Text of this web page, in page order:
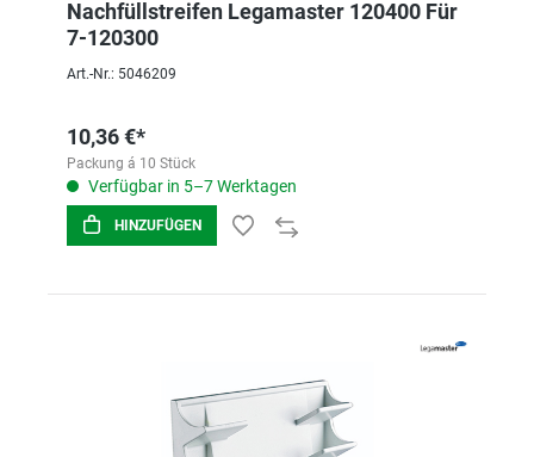
Nachfüllstreifen Legamaster 120400 Für
7-120300
Art.-Nr.: 5046209
10,36 €*
Packung á 10 Stück
Verfügbar in 5–7 Werktagen
HINZUFÜGEN